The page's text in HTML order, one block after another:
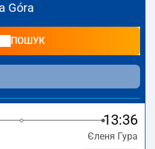
TLK
час подорожі. Потяг
Jelenia Góra.
Góra
ПОШУК
13:36
Єленя Гура